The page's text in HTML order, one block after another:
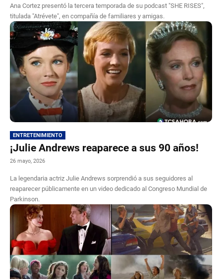
Ana Cortez presentó la tercera temporada de su podcast "SHE RISES",
titulada "Atrévete", en compañía de familiares y amigas.
ENTRETENIMIENTO
¡Julie Andrews reaparece a sus 90 años!
26 mayo, 2026
La legendaria actriz Julie Andrews sorprendió a sus seguidores al
reaparecer públicamente en un video dedicado al Congreso Mundial de
Parkinson.